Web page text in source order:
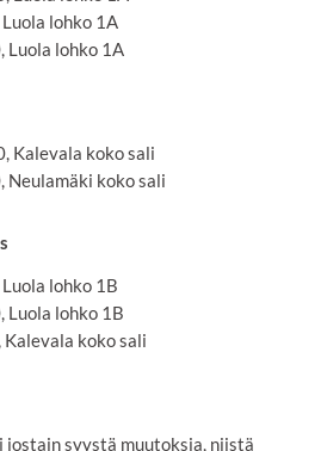
lohko 1A
Luola lohko 1A
Kalevala koko sali
Neulamäki koko sali
lohko 1B
Luola lohko 1B
koko sali
jostain syystä muutoksia, niistä